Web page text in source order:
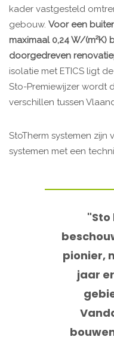
kader vastgesteld
gebouw. Voor een
maximaal 0,24 W/
doorgedreven
isolatie met ETICS ligt
Sto-Premiewijzer wordt
verschillen tussen
StoTherm systemen
systemen met een
pionier,
jaar